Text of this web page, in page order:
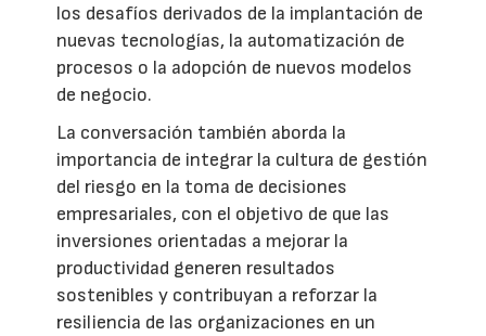
los desafíos derivados de la implantación de
nuevas tecnologías, la automatización de
procesos o la adopción de nuevos modelos
de negocio.
La conversación también aborda la
importancia de integrar la cultura de gestión
del riesgo en la toma de decisiones
empresariales, con el objetivo de que las
inversiones orientadas a mejorar la
productividad generen resultados
sostenibles y contribuyan a reforzar la
resiliencia de las organizaciones en un